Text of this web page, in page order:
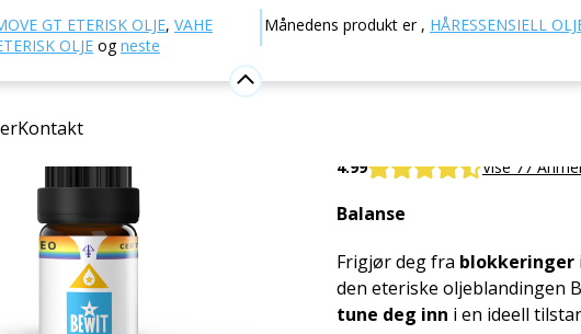
GT ETERISK OLJE, VAHE
OLJE ogneste
Månedens produkt er , HÅRESSENSIELL
Kontakt
Aromaterapi Eteriske oljer Blandinger av essensielle oljer
Balance
100 % ren og naturlig
4.99 Vise 77
Balanse
Frigjør deg fra blokkeringer
den eteriske oljeblandingen
tune deg inn i en ideell